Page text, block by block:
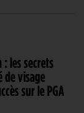
: les secrets
de visage
sur le PGA